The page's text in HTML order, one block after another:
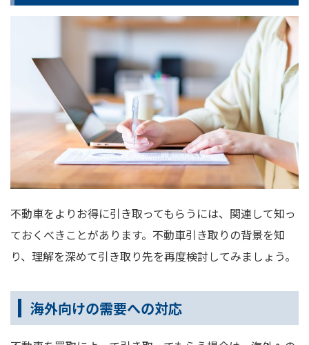
不動車をよりお得に引き取ってもらうには、関連して知っ
ておくべきことがあります。不動車引き取りの背景を知
り、理解を深めて引き取り先を再度検討してみましょう。
海外向けの需要への対応